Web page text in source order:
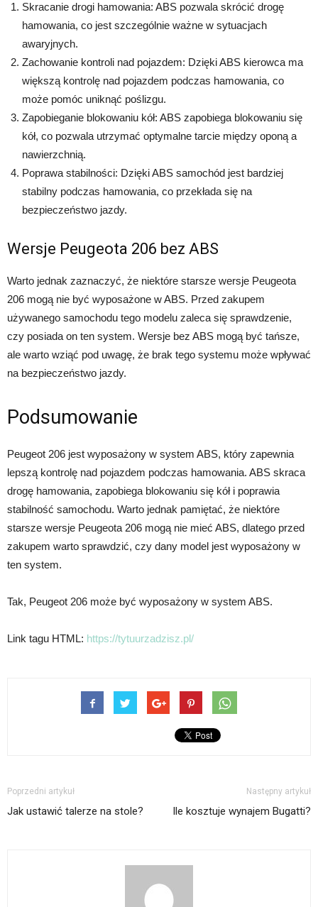
Skracanie drogi hamowania: ABS pozwala skrócić drogę
hamowania, co jest szczególnie ważne w sytuacjach
awaryjnych.
Zachowanie kontroli nad pojazdem: Dzięki ABS kierowca ma
większą kontrolę nad pojazdem podczas hamowania, co
może pomóc uniknąć poślizgu.
Zapobieganie blokowaniu kół: ABS zapobiega blokowaniu się
kół, co pozwala utrzymać optymalne tarcie między oponą a
nawierzchnią.
Poprawa stabilności: Dzięki ABS samochód jest bardziej
stabilny podczas hamowania, co przekłada się na
bezpieczeństwo jazdy.
Wersje Peugeota 206 bez ABS
Warto jednak zaznaczyć, że niektóre starsze wersje Peugeota
206 mogą nie być wyposażone w ABS. Przed zakupem
używanego samochodu tego modelu zaleca się sprawdzenie,
czy posiada on ten system. Wersje bez ABS mogą być tańsze,
ale warto wziąć pod uwagę, że brak tego systemu może wpływać
na bezpieczeństwo jazdy.
Podsumowanie
Peugeot 206 jest wyposażony w system ABS, który zapewnia
lepszą kontrolę nad pojazdem podczas hamowania. ABS skraca
drogę hamowania, zapobiega blokowaniu się kół i poprawia
stabilność samochodu. Warto jednak pamiętać, że niektóre
starsze wersje Peugeota 206 mogą nie mieć ABS, dlatego przed
zakupem warto sprawdzić, czy dany model jest wyposażony w
ten system.
Tak, Peugeot 206 może być wyposażony w system ABS.
Link tagu HTML: https://tytuurzadzisz.pl/
Poprzedni artykuł
Jak ustawić talerze na stole?
Następny artykuł
Ile kosztuje wynajem Bugatti?